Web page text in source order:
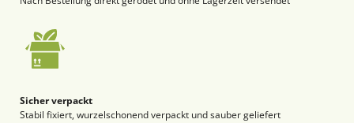
Sicher verpackt
Stabil fixiert, wurzelschonend verpackt und sauber geliefert